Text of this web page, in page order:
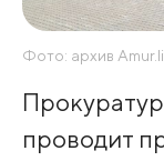
Фото: архив
проводит